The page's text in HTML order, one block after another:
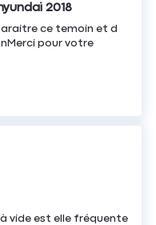
2018
ce temoin et d
pour votre
vide est elle fréquente